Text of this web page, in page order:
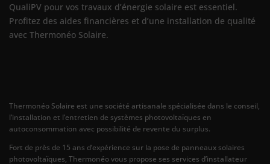
QualiPV pour vos travaux d’énergie solaire est essentiel.
Profitez des aides financières et d’une installation de qualité
avec Thermonéo Solaire.
Thermonéo Solaire est une société artisanale spécialisée dans le conseil,
l’installation et l’entretien de systèmes photovoltaïques en
autoconsommation avec possibilité de revente du surplus.
Fort de près de 15 ans d’expérience sur la pose de panneaux solaires
photovoltaïques, Thermonéo vous propose ses services d’installateur